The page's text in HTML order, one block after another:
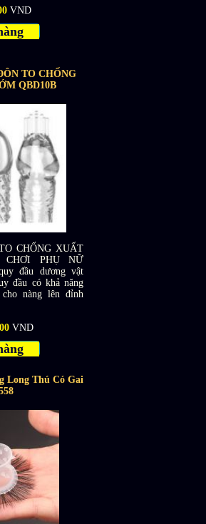
VND
TO CHỐNG
QBD10B
CHỐNG XUẤT
CHƠI PHỤ NỮ
đầu dương vật
đầu có khả năng
nàng lên đỉnh
VND
Long Thú Có Gai